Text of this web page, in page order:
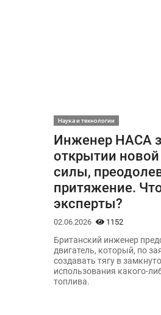
Наука и технологии
Инженер НАСА
открытии
силы,
притяжение.
эксперты?
02.06.2026 1152
Британский инженер
двигатель, который, по
создавать тягу в
использования какого-
топлива.